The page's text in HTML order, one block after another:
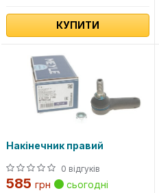
КУПИТИ
Накінечник правий
0 відгуків
585 грн сьогодні